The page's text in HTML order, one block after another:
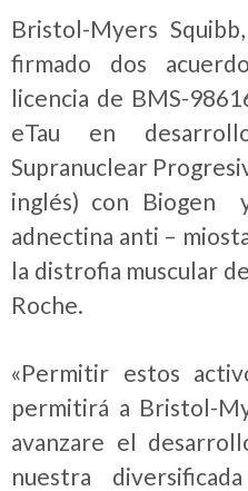
Bristol-Myers
firmado dos
licencia de BMS-
eTau en
Supranuclear
inglés) con Biogen
adnectina anti –
la distrofia muscular
Roche.
«Permitir estos
permitirá a Bristol-
avanzare el
nuestra